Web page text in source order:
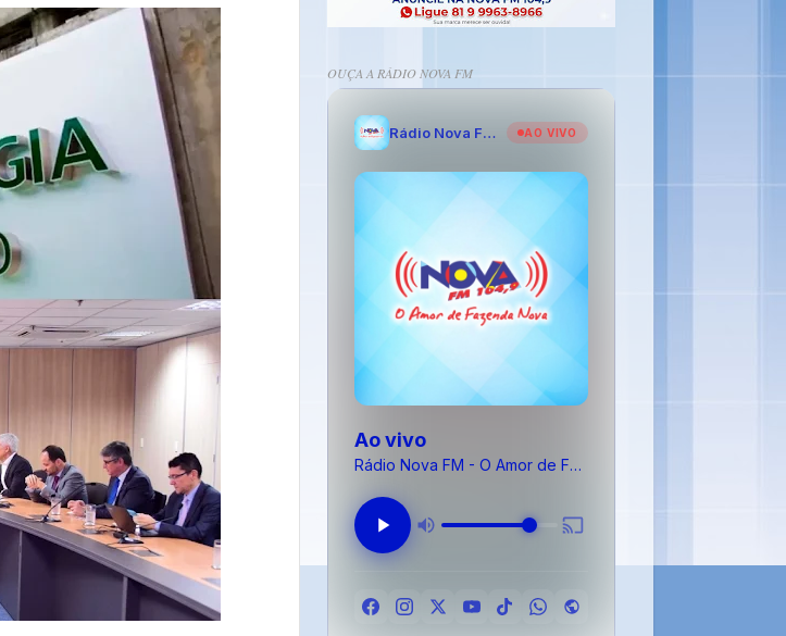
OUÇA A RÁDIO NOVA FM
Rádio Nova FM - O Amor de Fazenda Nova AO VIVO
Ao vivo
Rádio Nova FM - O Amor de Fazenda Nova